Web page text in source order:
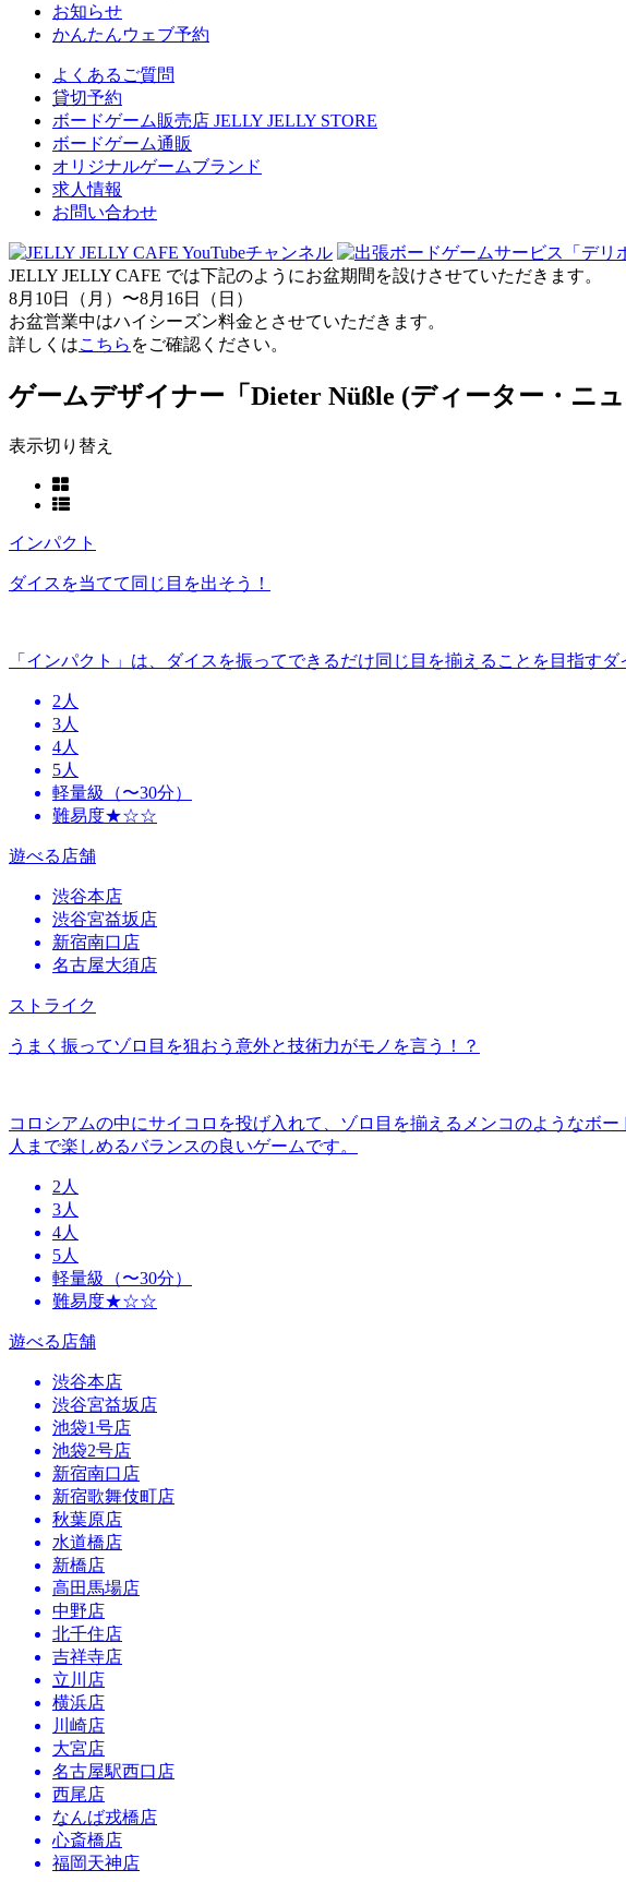
お知らせ
かんたんウェブ予約
よくあるご質問
貸切予約
ボードゲーム販売店 JELLY JELLY STORE
ボードゲーム通販
オリジナルゲームブランド
求人情報
お問い合わせ
JELLY JELLY CAFE では下記のようにお盆期間を設けさせていただきます。
8月10日（月）〜8月16日（日）
お盆営業中はハイシーズン料金とさせていただきます。
詳しくはこちら をご確認ください。
ゲームデザイナー「Dieter Nüßle (ディーター・ニ
表示切り替え
インパクト
ダイスを当てて同じ目を出そう！
「インパクト」は、ダイスを振ってできるだけ同じ目を揃えることを目指すダ
2人
3人
4人
5人
軽量級（〜30分）
難易度★☆☆
遊べる店舗
渋谷本店
渋谷宮益坂店
新宿南口店
名古屋大須店
ストライク
うまく振ってゾロ目を狙おう意外と技術力がモノを言う！？
コロシアムの中にサイコロを投げ入れて、ゾロ目を揃えるメンコのようなボ
人まで楽しめるバランスの良いゲームです。
2人
3人
4人
5人
軽量級（〜30分）
難易度★☆☆
遊べる店舗
渋谷本店
渋谷宮益坂店
池袋1号店
池袋2号店
新宿南口店
新宿歌舞伎町店
秋葉原店
水道橋店
新橋店
高田馬場店
中野店
北千住店
吉祥寺店
立川店
横浜店
川崎店
大宮店
名古屋駅西口店
西尾店
なんば戎橋店
心斎橋店
福岡天神店